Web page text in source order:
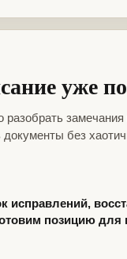
уже
замечания
документы без
исправлений,
позицию для